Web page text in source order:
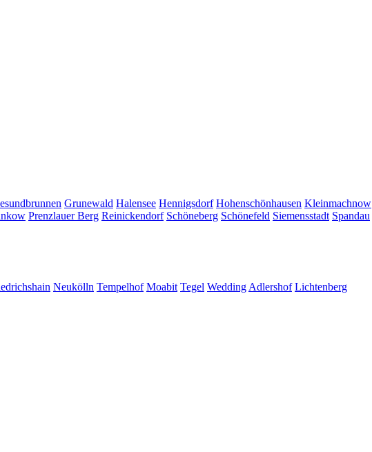
Grunewald Halensee Hennigsdorf Hohenschönhausen Kleinmachnow
Prenzlauer Berg Reinickendorf Schöneberg Schönefeld Siemensstadt Spandau
Neukölln Tempelhof Moabit Tegel Wedding Adlershof Lichtenberg